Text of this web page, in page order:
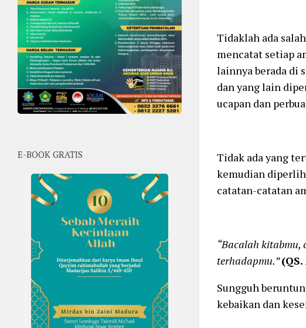
Tidaklah ada
mencatat setiap
lainnya berada di
dan yang lain
ucapan dan
Tidak ada yang
kemudian
catatan-catatan
“Bacalah
terhadapmu.”
Sungguh
kebaikan dan
E-BOOK GRATIS